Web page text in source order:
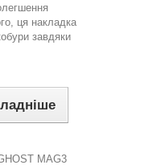
ця накладка
завдяки